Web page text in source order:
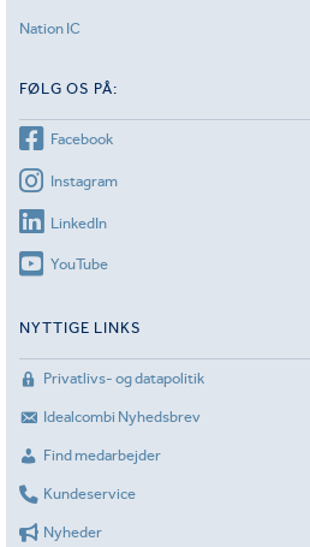
Nation IC
FØLG OS PÅ:
Facebook
Instagram
LinkedIn
YouTube
NYTTIGE LINKS
Privatlivs- og datapolitik
Idealcombi Nyhedsbrev
Find medarbejder
Kundeservice
Nyheder